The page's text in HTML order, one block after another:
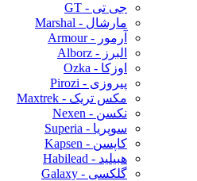
جی تی - GT
مارشال - Marshal
آرمور - Armour
البرز - Alborz
اوزکا - Ozka
پیروزی - Pirozi
مکس تریک - Maxtrek
نکسن - Nexen
سوپریا - Superia
کاپسن - Kapsen
هبیلید - Habilead
گلکسی - Galaxy